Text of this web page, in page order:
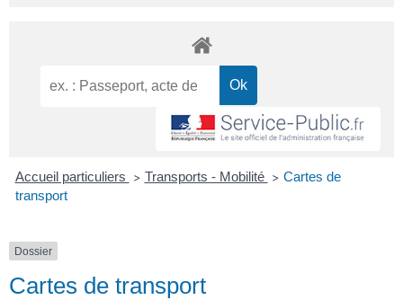
Accueil particuliers > Transports - Mobilité > Cartes de
transport
Dossier
Cartes de transport